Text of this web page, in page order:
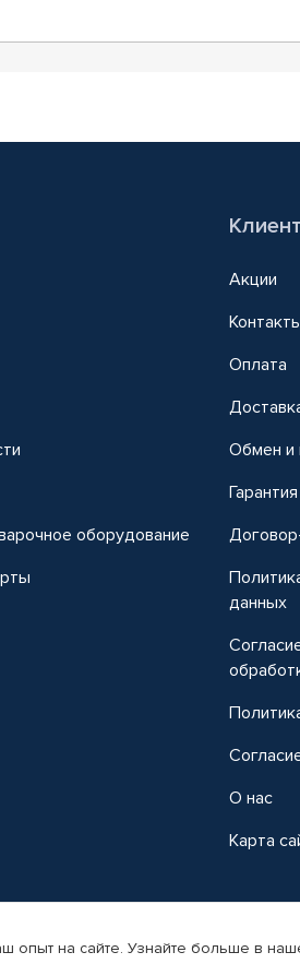
оборудование
Акции
Оплата
Обмен и
Гарантия
данных
О нас
Карта
автомобильных товаров Автопрофи.
опыт на сайте. Узнайте больше в